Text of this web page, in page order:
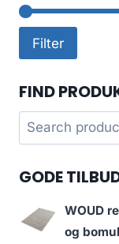
Filter
FIND
Search
for:
GODE
WOUD
og